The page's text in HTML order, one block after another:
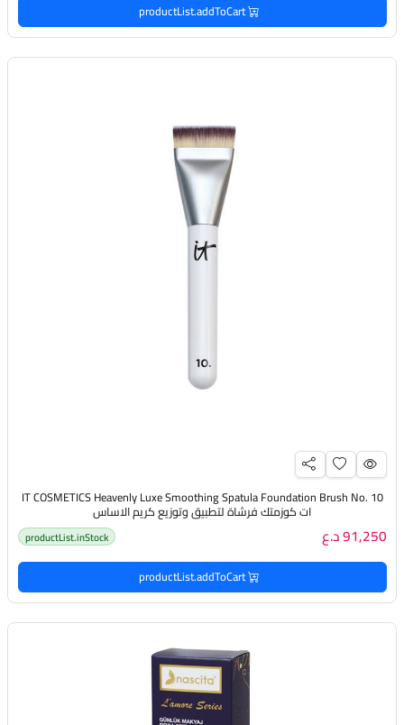
productList.addToCart
IT COSMETICS Heavenly Luxe Smoothing Spatula Foundation Brush No. 10
ات كوزمتك فرشاة لتطبيق وتوزيع كريم الاساس
91,250 د.ع productList.inStock
productList.addToCart